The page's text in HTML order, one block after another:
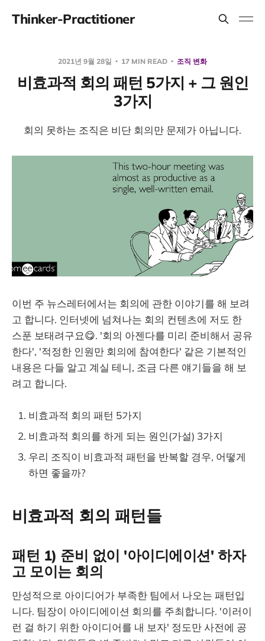
Thinker-Practitioner
2021년 9월 28일 17 MIN READ 조직 변화
비효과적 회의 패턴 5가지 + 그 원인
3가지
회의 못하는 조직은 비단 회의만 문제가 아닙니다.
이번 주 뉴스레터에서는 회의에 관한 이야기를 해 보려
고 합니다. 인터넷에 넘쳐나는 회의 컨텐츠에 저도 한
스푼 보태려구요😋. '회의 아젠다를 미리 준비해서 공유
한다', '적정한 인원만 회의에 참여한다' 같은 기본적인
내용은 다들 알고 계실 테니, 조금 다른 얘기들을 해 보
려고 합니다.
비효과적 회의 패턴 5가지
비효과적 회의를 하게 되는 원인(가설) 3가지
우리 조직이 비효과적 패턴을 반복할 경우, 어떻게
하면 좋을까?
비효과적 회의 패턴들
패턴 1) 준비 없이 '아이디에이션' 하자
고 모이는 회의
만성적으로 아이디어가 부족한 팀에서 나오는 패턴입
니다. 팀장이 아이디에이션 회의를 주최합니다. '이러이
런 걸 하기 위한 아이디어를 내 보자' 정도만 사전에 공